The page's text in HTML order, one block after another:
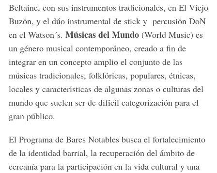
Beltaine, con sus instrumentos tradicionales, en El Viejo
Buzón, y el dúo instrumental de stick y percusión DoN
en el Watson´s. Músicas del Mundo(World Music) es
un género musical contemporáneo, creado a fin de
integrar en un concepto amplio el conjunto de las
músicas tradicionales, folklóricas, populares, étnicas,
locales y características de algunas zonas o culturas del
mundo que suelen ser de difícil categorización para el
gran público.
El Programa de Bares Notables busca el fortalecimiento
de la identidad barrial, la recuperación del ámbito de
cercanía para la participación en la vida cultural y una